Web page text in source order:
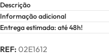
Descrição
Informação adicional
Entrega estimada: até 48h!
REF: 02E1612